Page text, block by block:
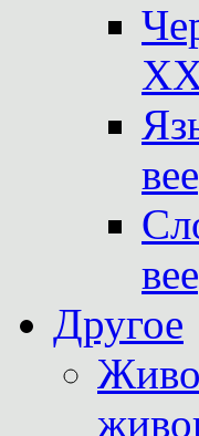
Другое